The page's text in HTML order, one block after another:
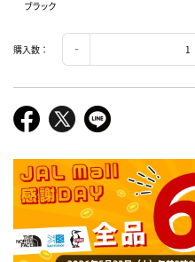
ブラック
購入数：